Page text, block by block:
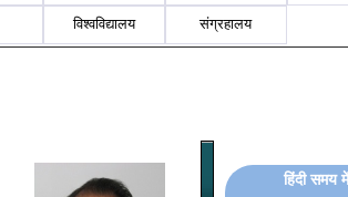
विश्वविद्यालय संग्रहालय
हिंदी समय